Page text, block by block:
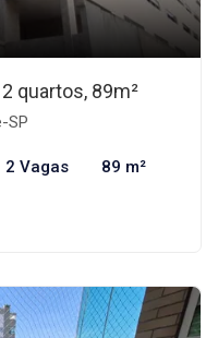
quartos, 89m²
SP
2 Vagas 89 m²